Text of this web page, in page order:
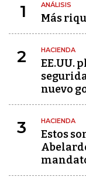
1 ANÁLISIS
Más
2 HACIENDA
EE.UU.
nuevo
3 HACIENDA
Estos